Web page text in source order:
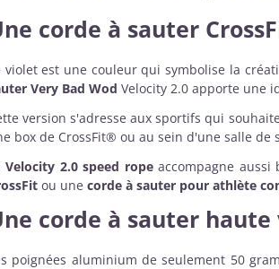
corde à sauter
violet est une couleur qui symbolise la
Very Bad Wod Velocity 2.0 apporte une
version s'adresse aux sportifs qui
box de CrossFit® ou au sein d'une salle
Velocity 2.0 speed ropeaccompagne aussi
ou une corde à sauter pour athlète
corde à sauter haute
poignées aluminium de seulement 50